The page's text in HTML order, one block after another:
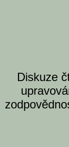
Diskuze